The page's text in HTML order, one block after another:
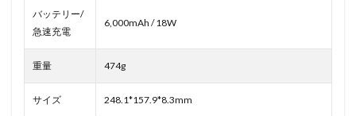
バッテリー/
急速充電
6,000mAh / 18W
重量 474g
サイズ 248.1*157.9*8.3mm